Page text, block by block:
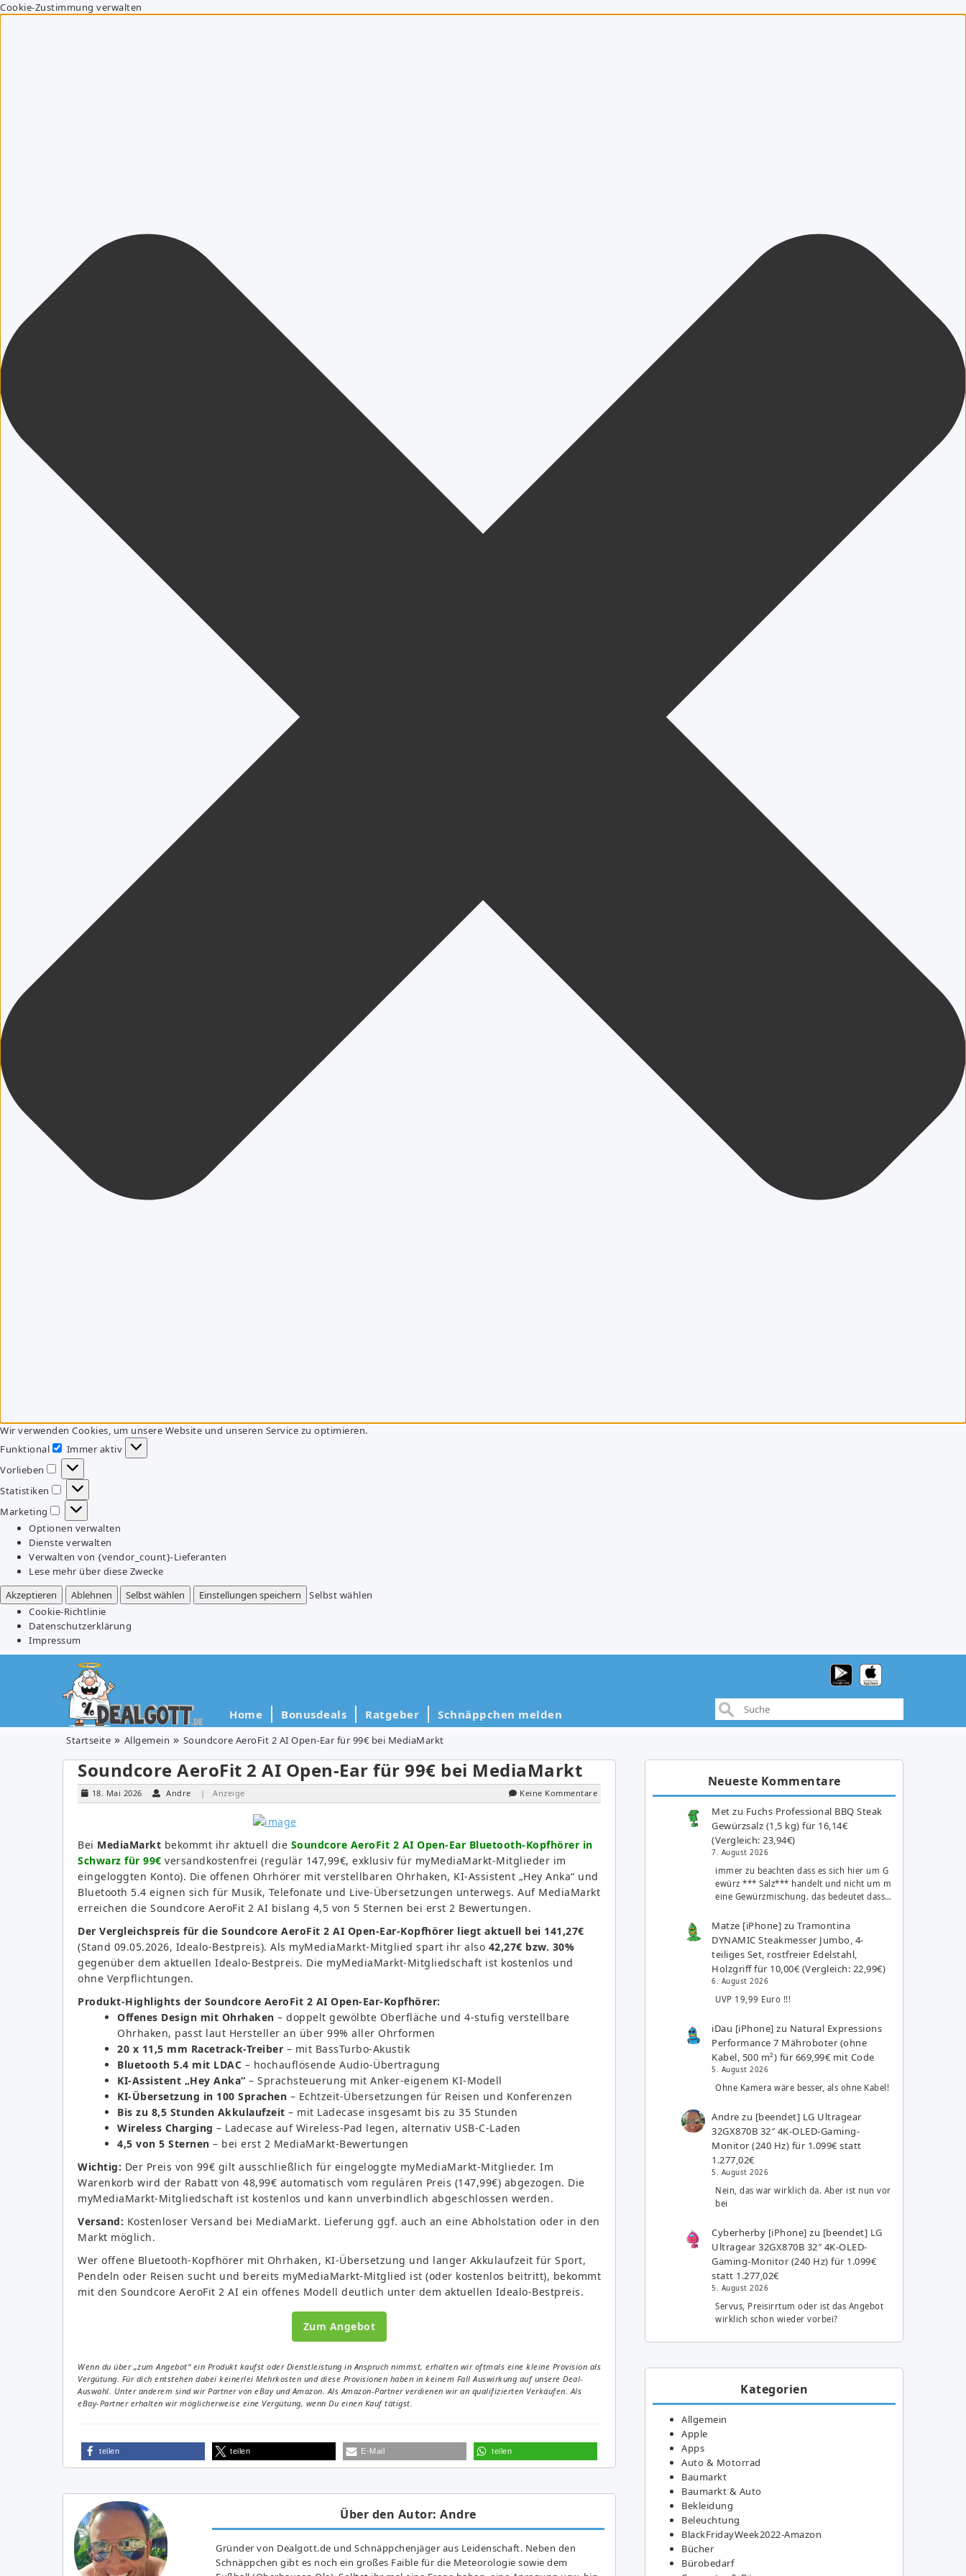
Cookie-Zustimmung verwalten
Wir verwenden Cookies, um unsere Website und unseren Service zu optimieren.
Funktional
Funktional
Immer aktiv
Vorlieben
Vorlieben
Statistiken
Statistiken
Marketing
Marketing
Optionen verwalten
Dienste verwalten
Verwalten von {vendor_count}-Lieferanten
Lese mehr über diese Zwecke
Akzeptieren
Ablehnen Selbst wählen Einstellungen speichern
Selbst wählen
Cookie-Richtlinie
Datenschutzerklärung
Impressum
Home Bonusdeals Ratgeber Schnäppchen melden
Startseite Allgemein Soundcore AeroFit 2 AI Open-Ear für 99€ bei MediaMarkt
Soundcore AeroFit 2 AI Open-Ear für 99€ bei MediaMarkt
18. Mai 2026 Andre | Anzeige Keine Kommentare
Bei MediaMarkt bekommt ihr aktuell die Soundcore AeroFit 2 AI Open-Ear Bluetooth-Kopfhörer in
Schwarz für 99€ versandkostenfrei (regulär 147,99€, exklusiv für myMediaMarkt-Mitglieder im
eingeloggten Konto). Die offenen Ohrhörer mit verstellbaren Ohrhaken, KI-Assistent „Hey Anka“ und
Bluetooth 5.4 eignen sich für Musik, Telefonate und Live-Übersetzungen unterwegs. Auf MediaMarkt
erreichen die Soundcore AeroFit 2 AI bislang 4,5 von 5 Sternen bei erst 2 Bewertungen.
Der Vergleichspreis für die Soundcore AeroFit 2 AI Open-Ear-Kopfhörer liegt aktuell bei 141,27€
(Stand 09.05.2026, Idealo-Bestpreis). Als myMediaMarkt-Mitglied spart ihr also 42,27€ bzw. 30%
gegenüber dem aktuellen Idealo-Bestpreis. Die myMediaMarkt-Mitgliedschaft ist kostenlos und
ohne Verpflichtungen.
Produkt-Highlights der Soundcore AeroFit 2 AI Open-Ear-Kopfhörer:
Offenes Design mit Ohrhaken – doppelt gewölbte Oberfläche und 4-stufig verstellbare
Ohrhaken, passt laut Hersteller an über 99% aller Ohrformen
20 x 11,5 mm Racetrack-Treiber – mit BassTurbo-Akustik
Bluetooth 5.4 mit LDAC – hochauflösende Audio-Übertragung
KI-Assistent „Hey Anka“ – Sprachsteuerung mit Anker-eigenem KI-Modell
KI-Übersetzung in 100 Sprachen – Echtzeit-Übersetzungen für Reisen und Konferenzen
Bis zu 8,5 Stunden Akkulaufzeit – mit Ladecase insgesamt bis zu 35 Stunden
Wireless Charging – Ladecase auf Wireless-Pad legen, alternativ USB-C-Laden
4,5 von 5 Sternen – bei erst 2 MediaMarkt-Bewertungen
Wichtig: Der Preis von 99€ gilt ausschließlich für eingeloggte myMediaMarkt-Mitglieder. Im
Warenkorb wird der Rabatt von 48,99€ automatisch vom regulären Preis (147,99€) abgezogen. Die
myMediaMarkt-Mitgliedschaft ist kostenlos und kann unverbindlich abgeschlossen werden.
Versand: Kostenloser Versand bei MediaMarkt. Lieferung ggf. auch an eine Abholstation oder in den
Markt möglich.
Wer offene Bluetooth-Kopfhörer mit Ohrhaken, KI-Übersetzung und langer Akkulaufzeit für Sport,
Pendeln oder Reisen sucht und bereits myMediaMarkt-Mitglied ist (oder kostenlos beitritt), bekommt
mit den Soundcore AeroFit 2 AI ein offenes Modell deutlich unter dem aktuellen Idealo-Bestpreis.
Zum Angebot
Wenn du über „zum Angebot“ ein Produkt kaufst oder Dienstleistung in Anspruch nimmst, erhalten wir oftmals eine kleine Provision als
Vergütung. Für dich entstehen dabei keinerlei Mehrkosten und diese Provisionen haben in keinem Fall Auswirkung auf unsere Deal-
Auswahl. Unter anderem sind wir Partner von eBay und Amazon. Als Amazon-Partner verdienen wir an qualifizierten Verkäufen. Als
eBay-Partner erhalten wir möglicherweise eine Vergütung, wenn Du einen Kauf tätigst.
teilen teilen E-Mail teilen
Über den Autor: Andre
Gründer von Dealgott.de und Schnäppchenjäger aus Leidenschaft. Neben den
Schnäppchen gibt es noch ein großes Fai­ble für die Meteorologie sowie dem
Neueste Kommentare
Met zu Fuchs Professional BBQ Steak
Gewürzsalz (1,5 kg) für 16,14€
(Vergleich: 23,94€)
7. August 2026
immer zu beachten dass es sich hier um G
ewürz *** Salz*** handelt und nicht um m
eine Gewürzmischung. das bedeutet dass…
Matze [iPhone] zuTramontina
DYNAMIC Steakmesser Jumbo, 4-
teiliges Set, rostfreier Edelstahl,
Holzgriff für 10,00€ (Vergleich: 22,99€)
6. August 2026
UVP 19,99 Euro !!!
iDau [iPhone] zu Natural Expressions
Performance 7 Mähroboter (ohne
Kabel, 500 m²) für 669,99€ mit Code
5. August 2026
Ohne Kamera wäre besser, als ohne Kabel!
Andre zu [beendet] LG Ultragear
32GX870B 32″ 4K-OLED-Gaming-
Monitor (240 Hz) für 1.099€ statt
1.277,02€
5. August 2026
Nein, das war wirklich da. Aber ist nun vor
bei
Cyberherby [iPhone] zu [beendet] LG
Ultragear 32GX870B 32″ 4K-OLED-
Gaming-Monitor (240 Hz) für 1.099€
statt 1.277,02€
5. August 2026
Servus, Preisirrtum oder ist das Angebot
wirklich schon wieder vorbei?
Kategorien
Allgemein
Apple
Apps
Auto & Motorrad
Baumarkt
Baumarkt & Auto
Bekleidung
Beleuchtung
BlackFridayWeek2022-Amazon
Bücher
Bürobedarf